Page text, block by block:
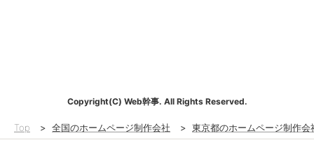
Copyright(C) Web幹事. All Rights Reserved.
Top > 全国のホームページ制作会社 > 東京都のホームページ制作会